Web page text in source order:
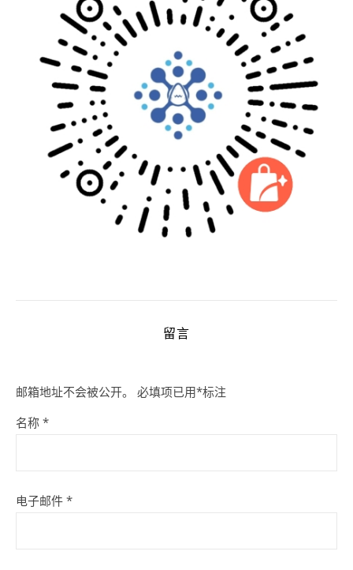
留言
邮箱地址不会被公开。 必填项已用*标注
名称 *
电子邮件 *